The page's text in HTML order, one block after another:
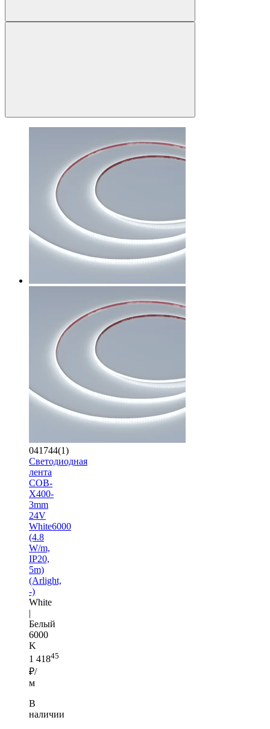
041744(1)
Светодиодная
лента
COB-
X400-
3mm
24V
White6000
(4.8
W/m,
IP20,
5m)
(Arlight,
-)
White
|
Белый
6000
K
1 41845
₽/
м
В
наличии